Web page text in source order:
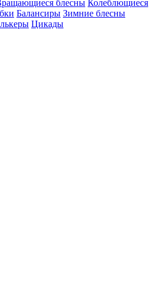
блесны Колеблющиеся
Балансиры Зимние блесны
Цикады